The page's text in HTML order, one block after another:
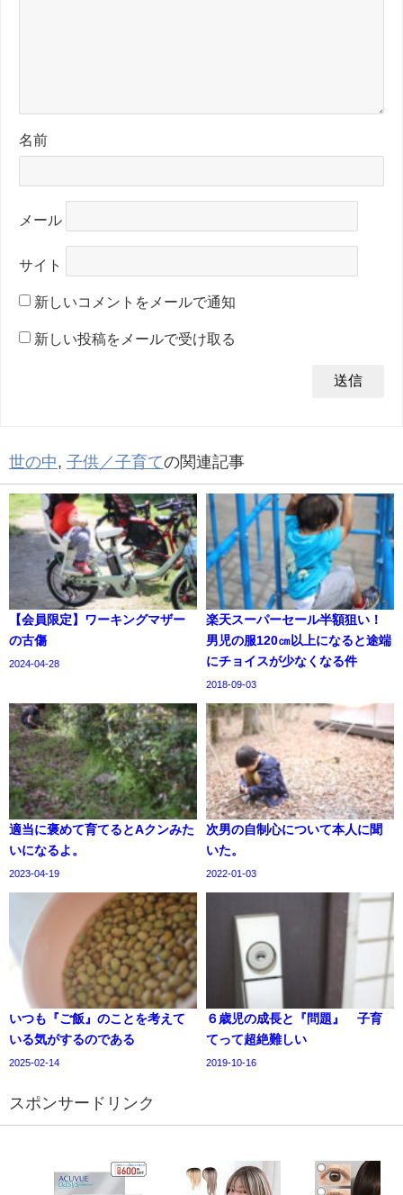
名前
メール
サイト
新しいコメントをメールで通知
新しい投稿をメールで受け取る
世の中 子供／子育ての関連記事
【会員限定】ワーキングマザー
の古傷
2024-04-28
楽天スーパーセール半額狙い！
男児の服120㎝以上になると途端
にチョイスが少なくなる件
2018-09-03
適当に褒めて育てるとAクンみた
いになるよ。
2023-04-19
次男の自制心について本人に聞
いた。
2022-01-03
いつも『ご飯』のことを考えて
いる気がするのである
2025-02-14
６歳児の成長と『問題』 子育
てって超絶難しい
2019-10-16
スポンサードリンク